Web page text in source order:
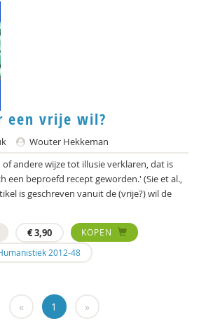
Gupta
een vrije wil?
Wouter Hekkeman
andere wijze tot illusie verklaren, dat is
een beproefd recept geworden.' (Sie et al.,
is geschreven vanuit de (vrije?) wil de
€3,90
KOPEN
2012-48
« 1 »